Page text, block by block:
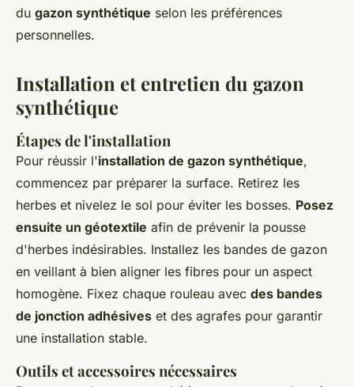
du gazon synthétique selon les préférences
personnelles.
Installation et entretien du gazon
synthétique
Étapes de l'installation
Pour réussir l'installation de gazon synthétique,
commencez par préparer la surface. Retirez les
herbes et nivelez le sol pour éviter les bosses. Posez
ensuite un géotextile afin de prévenir la pousse
d'herbes indésirables. Installez les bandes de gazon
en veillant à bien aligner les fibres pour un aspect
homogène. Fixez chaque rouleau avec des bandes
de jonction adhésives et des agrafes pour garantir
une installation stable.
Outils et accessoires nécessaires